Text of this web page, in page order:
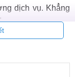
dịch vụ. Khẳng